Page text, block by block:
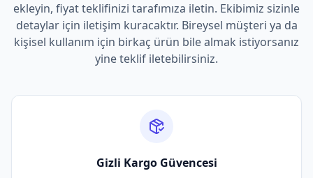
ekleyin, fiyat teklifinizi tarafımıza iletin. Ekibimiz sizinle
detaylar için iletişim kuracaktır. Bireysel müşteri ya da
kişisel kullanım için birkaç ürün bile almak istiyorsanız
yine teklif iletebilirsiniz.
Gizli Kargo Güvencesi